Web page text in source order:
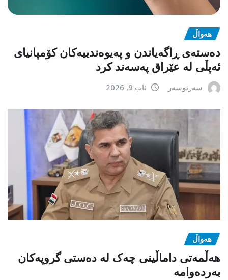
هەواڵ
دەستەی ڕاگەیاندن و پەیوەندییەکان کۆمپانیای
ئەپڵی لە عێراق پەسەند کرد
سەرنوسەر ئاب 9, 2026
هەواڵ
هەڵمەتی داماڵینی چەک لە دەستی گروپەکان
بەردەوامە